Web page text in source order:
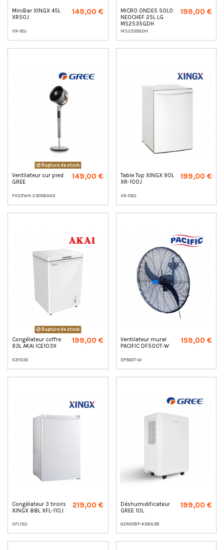
MiniBar XINGX 45L
XR50J
XR-50J
149,00 €
MICRO ONDES SOLO
NEOCHEF 25L LG
MS2535GDH
MS2535GDH
199,00 €
Rupture de stock
Ventilateur sur pied
GREE
FXDZWK-2305BAG5
149,00 €
Table Top XINGX 90L
XR-100J
XR-100J
199,00 €
Rupture de stock
Congélateur coffre
93L AKAI ICE103X
ICE103X
199,00 €
Ventilateur mural
PACIFIC DF500T-W
DF500T-W
159,00 €
Congélateur 3 tiroirs
XINGX 88L XFL-110J
XFL110J
219,00 €
Déshumidificateur
GREE 10L
GDN10BF-K5BA3B
199,00 €